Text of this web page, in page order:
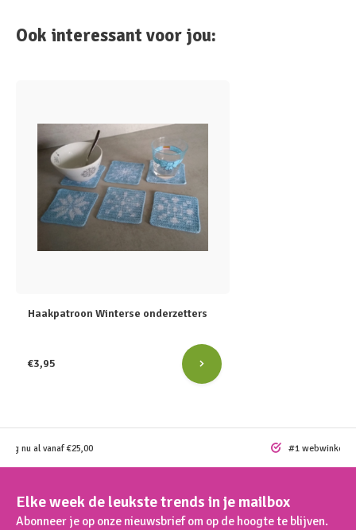
Ook interessant voor jou:
Haakpatroon Winterse onderzetters
€3,95
nu al vanaf €25,00 #1 webwinkel
Elke week de leukste trends in je mailbox
Abonneer je op onze nieuwsbrief om op de hoogte te blijven.